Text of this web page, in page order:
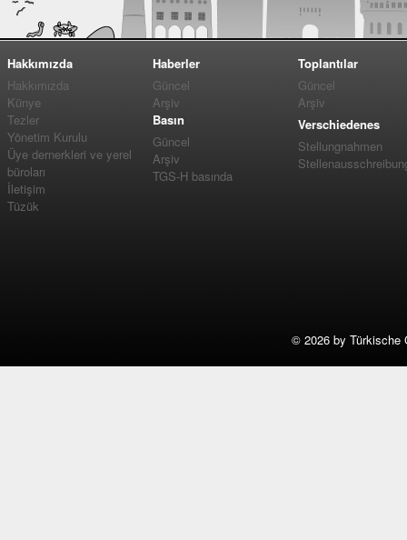
Hakkımızda
Hakkımızda
Künye
Tezler
Yönetim Kurulu
Üye dernerkleri ve yerel
büroları
İletişim
Tüzük
Haberler
Güncel
Arşiv
Basın
Güncel
Arşiv
TGS-H basında
Toplantılar
Güncel
Arşiv
Verschiedenes
Stellungnahmen
© 2026 by Türkische